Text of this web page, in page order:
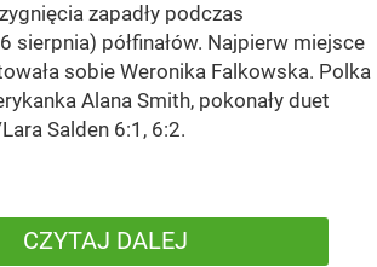
zapadły podczas
sierpnia) półfinałów. Najpierw miejsce
sobie Weronika Falkowska. Polka
Alana Smith, pokonały duet
Salden 6:1, 6:2.
CZYTAJ DALEJ